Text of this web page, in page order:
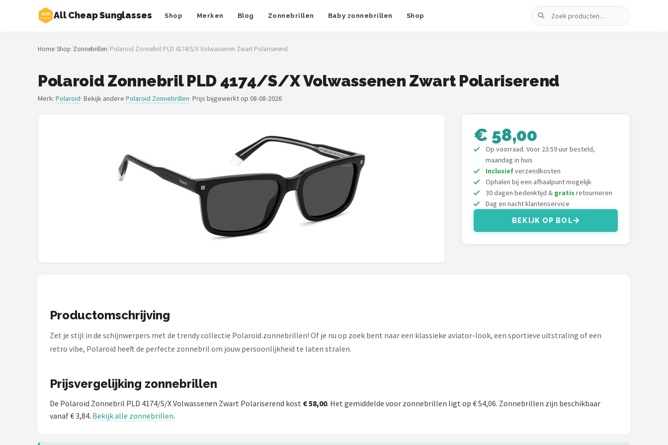
All Cheap Sunglasses Shop Merken Blog Zonnebrillen Baby zonnebrillen Shop
Zoeken
Zoeken
NAVIGATIE
Merken
Fako Fashion®
Fako Sunglasses®
Home/Shop/Zonnebrillen/Polaroid Zonnebril PLD 4174/S/X Volwassenen Zwart Polariserend
Polaroid Zonnebril PLD 4174/S/X Volwassenen Zwart Polariserend
Merk: Polaroid· Bekijk andere Polaroid Zonnebrillen· Prijs bijgewerkt op 08-08-2026
€ 58,00
Op voorraad. Voor 23:59 uur besteld,
maandag in huis
Inclusiefverzendkosten
Ophalen bij een afhaalpunt mogelijk
30 dagen bedenktijd & gratis retourneren
Dag en nacht klantenservice
BEKIJK OP BOL
Productomschrijving
Zet je stijl in de schijnwerpers met de trendy collectie Polaroid zonnebrillen! Of je nu op zoek bent naar een klassieke aviator-look, een sportieve uitstraling of een
retro vibe, Polaroid heeft de perfecte zonnebril om jouw persoonlijkheid te laten stralen.
Prijsvergelijking zonnebrillen
De Polaroid Zonnebril PLD 4174/S/X Volwassenen Zwart Polariserend kost € 58,00. Het gemiddelde voor zonnebrillen ligt op € 54,06. Zonnebrillen zijn beschikbaar
vanaf € 3,84. Bekijk alle zonnebrillen.